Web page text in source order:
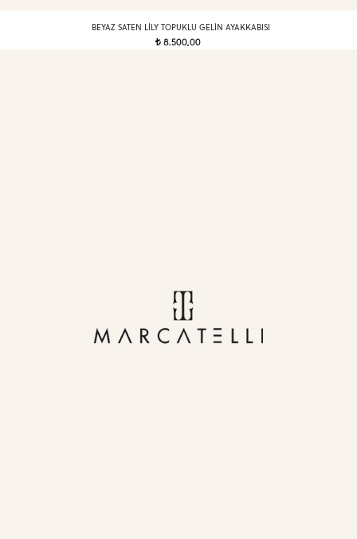
BEYAZ SATEN LILY TOPUKLU GELIN AYAKKABISI
t8.500,00